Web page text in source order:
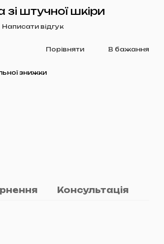
штучної шкіри
Написати відгук
Порівняти В бажання
знижки
Консультація